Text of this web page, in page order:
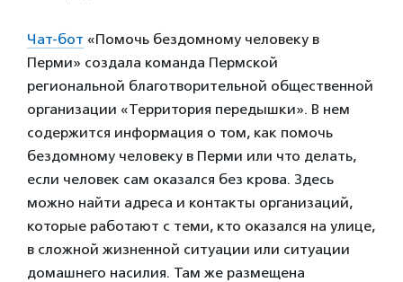
Чат-бот «Помочь бездомному человеку в
Перми» создала команда Пермской
региональной благотворительной общественной
организации «Территория передышки». В нем
содержится информация о том, как помочь
бездомному человеку в Перми или что делать,
если человек сам оказался без крова. Здесь
можно найти адреса и контакты организаций,
которые работают с теми, кто оказался на улице,
в сложной жизненной ситуации или ситуации
домашнего насилия. Там же размещена